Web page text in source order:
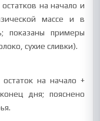
на начало и
массе и в
показаны примеры
сухие сливки).
на начало +
дня; пояснено